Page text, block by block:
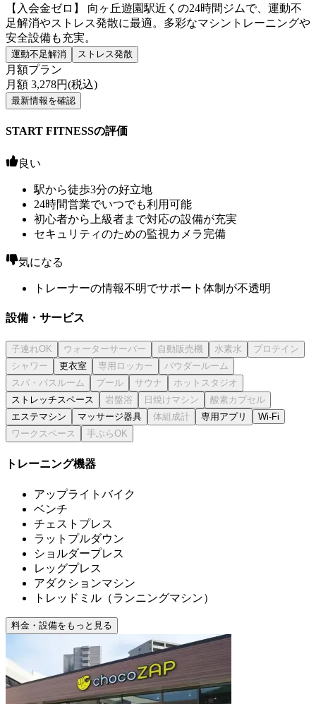
【入会金ゼロ】 向ヶ丘遊園駅近くの24時間ジムで、運動不
足解消やストレス発散に最適。多彩なマシントレーニングや
安全設備も充実。
運動不足解消 ストレス発散
月額プラン
月額 3,278円(税込)
最新情報を確認
START FITNESSの評価
良い
駅から徒歩3分の好立地
24時間営業でいつでも利用可能
初心者から上級者まで対応の設備が充実
セキュリティのための監視カメラ完備
気になる
トレーナーの情報不明でサポート体制が不透明
設備・サービス
更衣室
ストレッチスペース
エステマシン
マッサージ器具 専用アプリ Wi-Fi
トレーニング機器
アップライトバイク
ベンチ
チェストプレス
ラットプルダウン
ショルダープレス
レッグプレス
アダクションマシン
トレッドミル（ランニングマシン）
料金・設備をもっと見る